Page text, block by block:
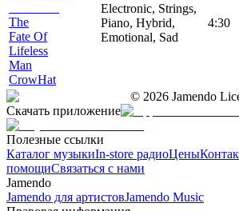
The
Fate Of
Lifeless
Man
CrowHat
Electronic, Strings,
Piano, Hybrid,
Emotional, Sad
4:30
© 2026 Jamendo
Скачать приложение
Полезные ссылки
Каталог музыкиIn-store радиоЦены
помощиСвязаться с нами
Jamendo
Jamendo для артистовJamendo Music